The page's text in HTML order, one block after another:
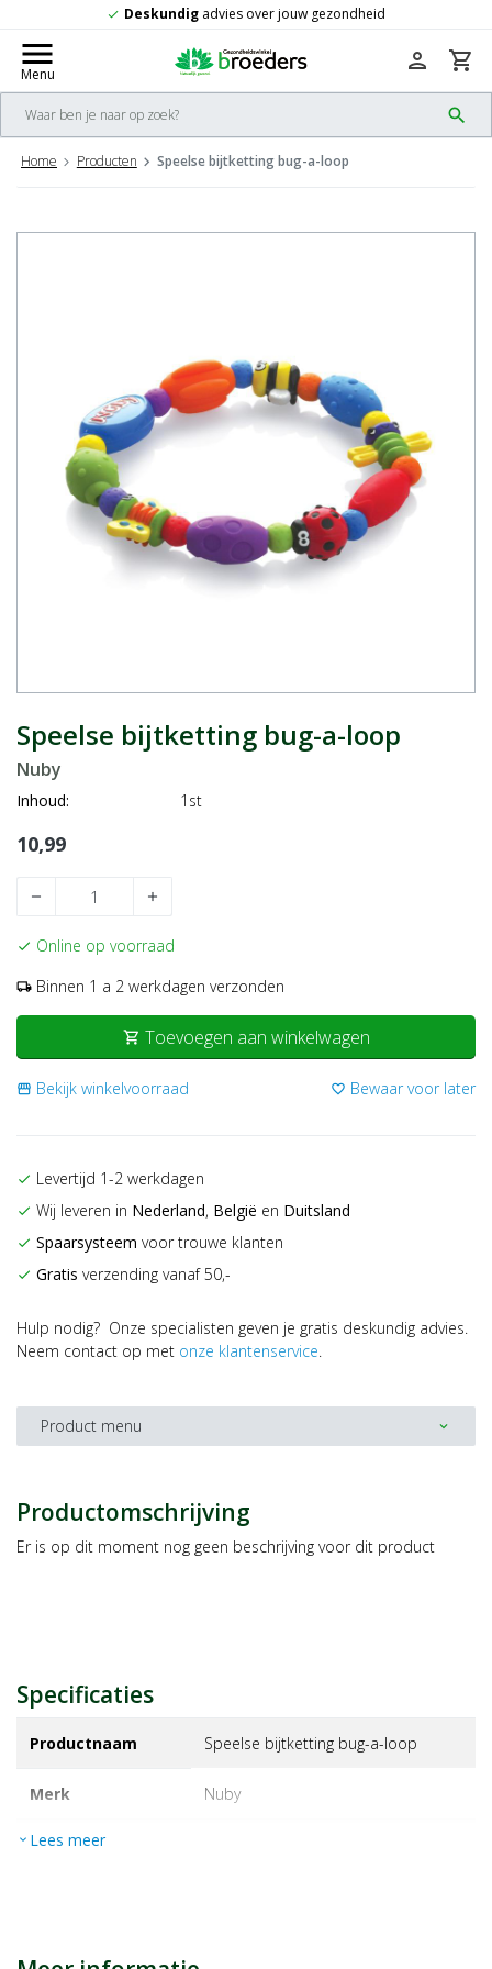
over jouw gezondheid
menu
Menu
search
person shopping_cart
Home Producten Speelse bijtketting bug-a-loop
Speelse bijtketting bug-a-loop
Nuby
Inhoud: 1st
10,99
remove add
check Online op voorraad
local_shipping Binnen 1 a 2 werkdagen verzonden
shopping_cart Toevoegen aan winkelwagen
storefront Bekijk winkelvoorraad favorite_border Bewaar voor later
check Levertijd 1-2 werkdagen
check Wij leveren in Nederland, België en Duitsland
check Spaarsysteem voor trouwe klanten
check Gratis verzending vanaf 50,-
Hulp nodig? Onze specialisten geven je gratis deskundig advies.
Neem contact op met onze klantenservice.
Product menu expand_more
Productomschrijving
Er is op dit moment nog geen beschrijving voor dit product
Specificaties
Productnaam Speelse bijtketting bug-a-loop
Merk nuby
EAN
expand_more Lees meer